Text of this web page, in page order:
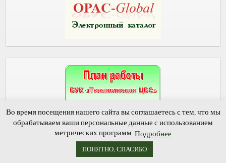
Во время посещения нашего сайта вы соглашаетесь с тем, что мы
обрабатываем ваши персональные данные с использованием
метрических программ. Подробнее
ПОНЯТНО, СПАСИБО